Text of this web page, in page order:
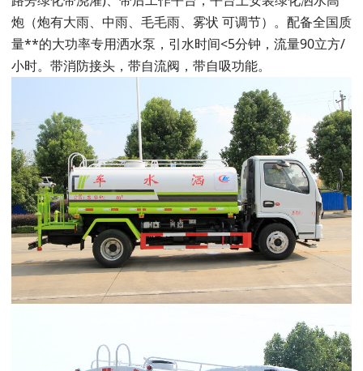
炮（炮有大雨、中雨、毛毛雨、雾状 可调节）。配备全国质
量**的大功率专用洒水泵，引水时间<5分钟，流量90立方/
小时。带消防接头，带自流阀，带自吸功能。